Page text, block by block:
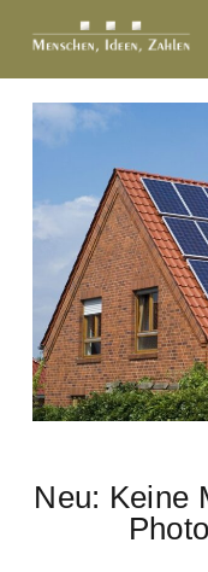
Neu: Keine